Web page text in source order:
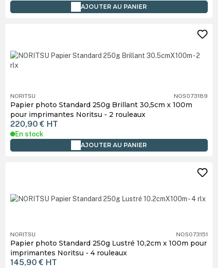
AJOUTER AU PANIER
NORITSU NOS073189
Papier photo Standard 250g Brillant 30,5cm x 100m
pour imprimantes Noritsu - 2 rouleaux
220,90 € HT
En stock
AJOUTER AU PANIER
NORITSU NOS073151
Papier photo Standard 250g Lustré 10,2cm x 100m pour
imprimantes Noritsu - 4 rouleaux
145,90 € HT